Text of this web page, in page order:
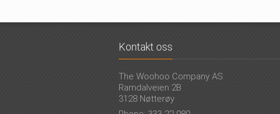
Kontakt oss
The Woohoo Company AS
Ramdalveien 2B
3128 Nøtterøy